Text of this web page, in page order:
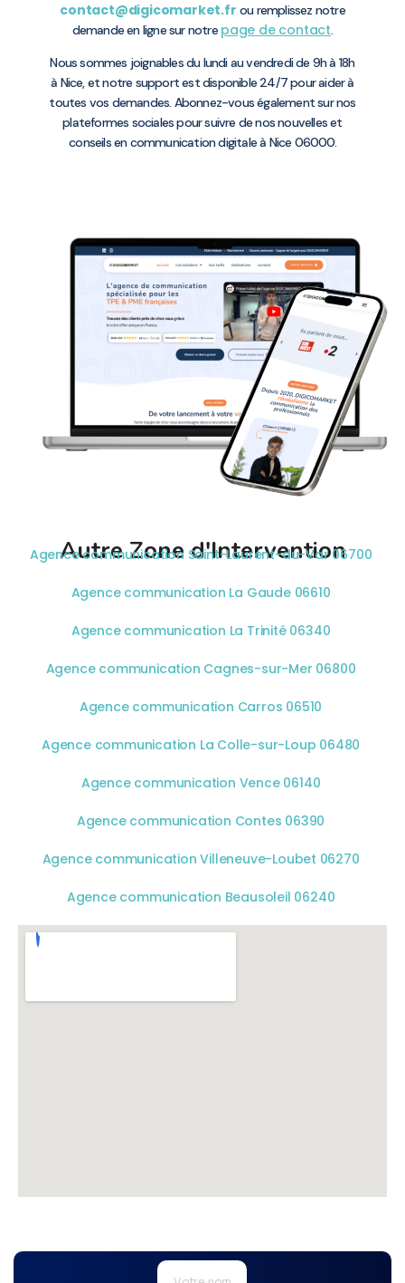
contact@digicomarket.fr ou remplissez notre
demande en ligne sur notre page de contact.
Nous sommes joignables du lundi au vendredi de 9h à 18h
à Nice, et notre support est disponible 24/7 pour aider à
toutes vos demandes. Abonnez-vous également sur nos
plateformes sociales pour suivre de nos nouvelles et
conseils en communication digitale à Nice 06000.
Autre Zone d'Intervention
Agence communication Saint-Laurent-du-Var 06700
Agence communication La Gaude 06610
Agence communication La Trinité 06340
Agence communication Cagnes-sur-Mer 06800
Agence communication Carros 06510
Agence communication La Colle-sur-Loup 06480
Agence communication Vence 06140
Agence communication Contes 06390
Agence communication Villeneuve-Loubet 06270
Agence communication Beausoleil 06240